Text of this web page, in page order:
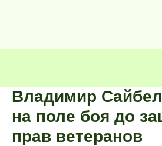
Владимир
на поле боя до
прав ветеранов